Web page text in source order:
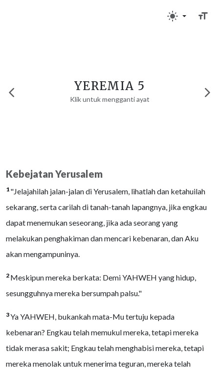
YEREMIA 5
Klik untuk mengganti ayat
Kebejatan Yerusalem
1 "Jelajahilah jalan-jalan di Yerusalem, lihatlah dan ketahuilah
sekarang, serta carilah di tanah-tanah lapangnya, jika engkau
dapat menemukan seseorang, jika ada seorang yang
melakukan penghakiman dan mencari kebenaran, dan Aku
akan mengampuninya.
2 Meskipun mereka berkata: Demi YAHWEH yang hidup,
sesungguhnya mereka bersumpah palsu."
3Ya YAHWEH, bukankah mata-Mu tertuju kepada
kebenaran? Engkau telah memukul mereka, tetapi mereka
tidak merasa sakit; Engkau telah menghabisi mereka, tetapi
mereka menolak untuk menerima teguran, mereka telah